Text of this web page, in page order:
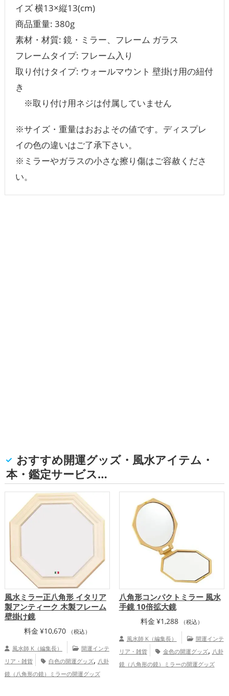
イズ 横13×縦13(cm)
商品重量: 380g
素材・材質: 鏡・ミラー、フレーム ガラス
フレームタイプ: フレーム入り
取り付けタイプ: ウォールマウント 壁掛け用の紐付
き
※取り付け用ネジは付属していません
※サイズ・重量はおおよその値です。ディスプレ
イの色の違いはご了承下さい。
※ミラーやガラスの小さな擦り傷はご容赦くださ
い。
おすすめ開運グッズ・風水アイテム・
本・鑑定サービス…
風水ミラー正八角形 イタリア
製アンティーク 木製フレーム
壁掛け鏡
料金 ¥10,670 （税込）
風水師 K（編集長）
開運インテ
リア・雑貨
白色の開運グッズ, 八卦
鏡（八角形の鏡）ミラーの開運グッズ
八角形コンパクトミラー 風水
手鏡 10倍拡大鏡
料金 ¥1,288 （税込）
風水師 K（編集長）
開運インテ
リア・雑貨
金色の開運グッズ, 八卦
鏡（八角形の鏡）ミラーの開運グッズ